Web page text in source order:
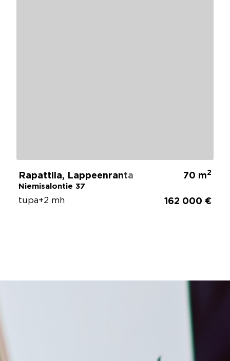
Rapattila, Lappeenranta
Niemisalontie 37
70 m2
tupa+2 mh 162 000 €